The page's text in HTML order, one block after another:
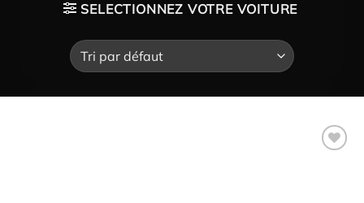
SELECTIONNEZ VOTRE VOITURE